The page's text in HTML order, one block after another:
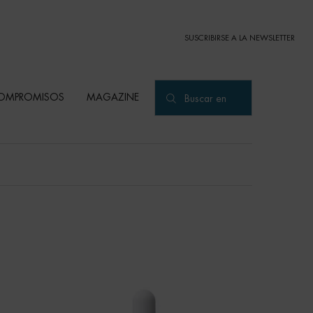
SUSCRIBIRSE A LA NEWSLETTER
MAGAZINE Buscar en